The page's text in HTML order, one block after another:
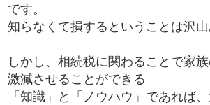
です。
知らなくて損するということは沢山
しかし、相続税に関わることで家
激減させることができる
「知識」と「ノウハウ」であれば